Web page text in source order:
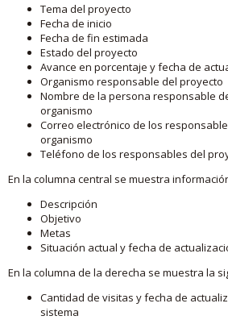
Tema del proyecto
Fecha de inicio
Fecha de fin estimada
Estado del proyecto
Avance en porcentaje y fecha de
Organismo responsable del proyecto
Nombre de la persona responsable
organismo
Correo electrónico de los
organismo
Teléfono de los responsables del
En la columna central se muestra
Descripción
Objetivo
Metas
Situación actual y fecha de
En la columna de la derecha se muestra la
Cantidad de visitas y fecha de
sistema